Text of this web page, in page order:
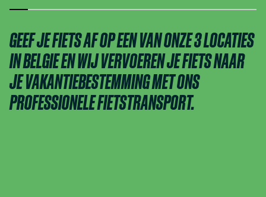
GEEF JE FIETS AF OP EEN VAN ONZE 3 LOCATIES
IN BELGIE EN WIJ VERVOEREN JE FIETS NAAR
JE VAKANTIEBESTEMMING MET ONS
PROFESSIONELE FIETSTRANSPORT.